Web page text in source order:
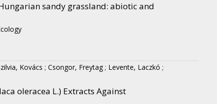
sandy grassland: abiotic and
Kovács ; Csongor, Freytag ; Levente, Laczkó ;
oleracea L.) Extracts Against